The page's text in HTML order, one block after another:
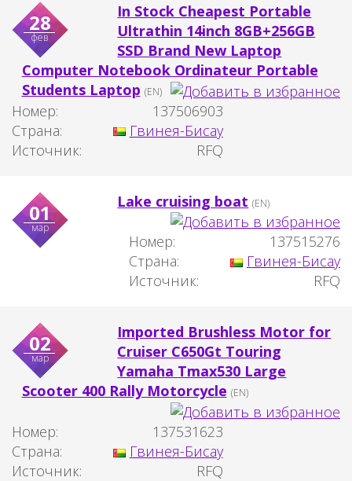
28
фев
In Stock Cheapest Portable
Ultrathin 14inch 8GB+256GB
SSD Brand New Laptop
Computer Notebook Ordinateur Portable
Students Laptop (EN)
Номер:
137506903
Страна:
Гвинея-Бисау
Источник:
RFQ
01
мар
Lake cruising boat (EN)
Номер:
137515276
Страна:
Гвинея-Бисау
Источник:
RFQ
02
мар
Imported Brushless Motor for
Cruiser C650Gt Touring
Yamaha Tmax530 Large
Scooter 400 Rally Motorcycle (EN)
Номер:
137531623
Страна:
Гвинея-Бисау
Источник:
RFQ